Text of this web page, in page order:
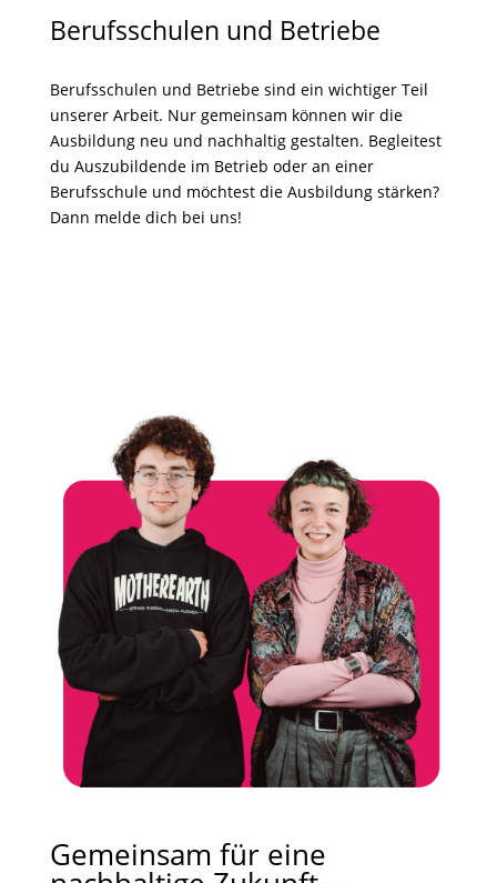
Berufsschulen und Betriebe
Berufsschulen und Betriebe sind ein wichtiger Teil
unserer Arbeit. Nur gemeinsam können wir die
Ausbildung neu und nachhaltig gestalten. Begleitest
du Auszubildende im Betrieb oder an einer
Berufsschule und möchtest die Ausbildung stärken?
Dann melde dich bei uns!
Gemeinsam für eine